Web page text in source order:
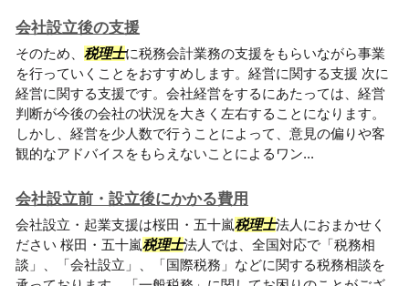
会社設立後の支援
そのため、 税理士に税務会計業務の支援をもらいながら事業
を行っていくことをおすすめします。経営に関する支援 次に
経営に関する支援です。会社経営をするにあたっては、経営
判断が今後の会社の状況を大きく左右することになります。
しかし、経営を少人数で行うことによって、意見の偏りや客
観的なアドバイスをもらえないことによるワン...
会社設立前・設立後にかかる費用
会社設立・起業支援は桜田・五十嵐税理士法人におまかせく
ださい 桜田・五十嵐税理士法人では、全国対応で「税務相
談」、「会社設立」、「国際税務」などに関する税務相談を